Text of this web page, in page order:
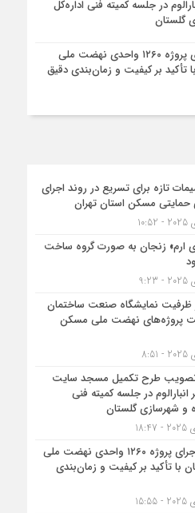
در جلسه کمیته فنی اداره‌کل
گلستان
شتاب در اجرای پروژه ۱۲۶۰ واحدی نهضت ملی
تأکید بر کیفیت و زمان‌بندی دقیق
تازه برای تسریع در روند اجرای
حمایتی مسکن استان تهران
ارم» زنجان به صورت گروه ساخت
ظرفیت نمایشگاه صنعت ساختمان
پروژه‌های نهضت ملی مسکن
طرح تکمیل مسجد سایت
در جلسه کمیته فنی
و شهرسازی گلستان
شتاب در اجرای پروژه ۱۲۶۰ واحدی نهضت ملی
با تأکید بر کیفیت و زمان‌بندی